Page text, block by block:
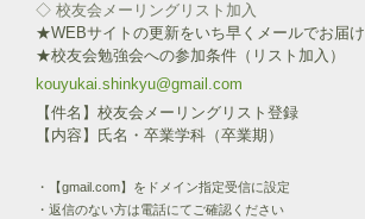
◇ 校友会メーリングリスト加入
★WEBサイトの更新をいち早くメールでお届け
★校友会勉強会への参加条件（リスト加入）
kouyukai.shinkyu@gmail.com
【件名】校友会メーリングリスト登録
【内容】氏名・卒業学科（卒業期）
・【gmail.com】をドメイン指定受信に設定
・返信のない方は電話にてご確認ください